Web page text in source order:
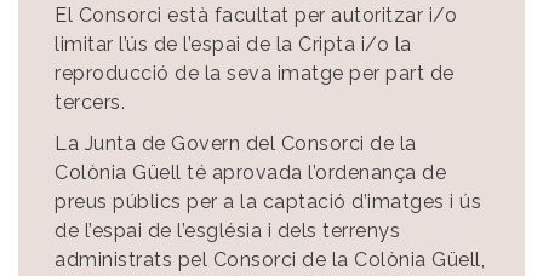
El Consorci està facultat per autoritzar i/o
limitar l’ús de l’espai de la Cripta i/o la
reproducció de la seva imatge per part de
tercers.
La Junta de Govern del Consorci de la
Colònia Güell té aprovada l’ordenança de
preus públics per a la captació d’imatges i ús
de l’espai de l’església i dels terrenys
administrats pel Consorci de la Colònia Güell,